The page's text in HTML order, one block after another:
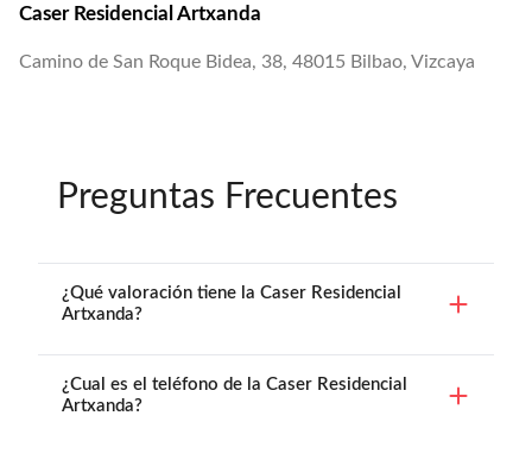
Caser Residencial Artxanda
Camino de San Roque Bidea, 38, 48015 Bilbao, Vizcaya
Preguntas Frecuentes
¿Qué valoración tiene la Caser Residencial
Artxanda?
¿Cual es el teléfono de la Caser Residencial
Artxanda?